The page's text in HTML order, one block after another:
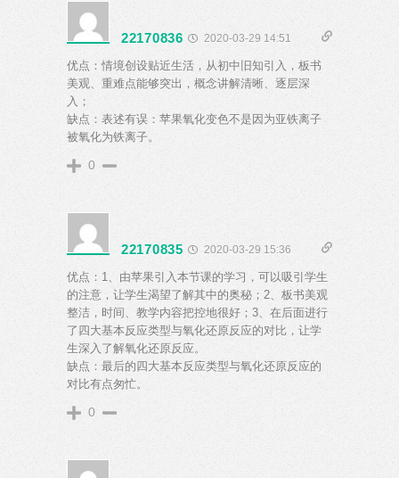
22170836 2020-03-29 14:51
优点：情境创设贴近生活，从初中旧知引入，板书
美观、重难点能够突出，概念讲解清晰、逐层深
入；
缺点：表述有误：苹果氧化变色不是因为亚铁离子
被氧化为铁离子。
0
22170835 2020-03-29 15:36
优点：1、由苹果引入本节课的学习，可以吸引学生
的注意，让学生渴望了解其中的奥秘；2、板书美观
整洁，时间、教学内容把控地很好；3、在后面进行
了四大基本反应类型与氧化还原反应的对比，让学
生深入了解氧化还原反应。
缺点：最后的四大基本反应类型与氧化还原反应的
对比有点匆忙。
0